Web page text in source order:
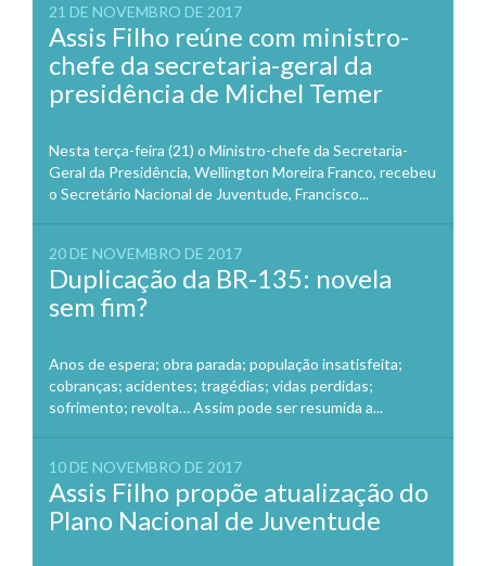
21 DE NOVEMBRO DE 2017
Assis Filho reúne com ministro-
chefe da secretaria-geral da
presidência de Michel Temer
Nesta terça-feira (21) o Ministro-chefe da Secretaria-
Geral da Presidência, Wellington Moreira Franco, recebeu
o Secretário Nacional de Juventude, Francisco...
20 DE NOVEMBRO DE 2017
Duplicação da BR-135: novela
sem fim?
Anos de espera; obra parada; população insatisfeita;
cobranças; acidentes; tragédias; vidas perdidas;
sofrimento; revolta… Assim pode ser resumida a...
10 DE NOVEMBRO DE 2017
Assis Filho propõe atualização do
Plano Nacional de Juventude